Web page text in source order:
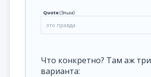
Quote(Эльза)
это правда
Что конкретно? Там аж три
варианта: